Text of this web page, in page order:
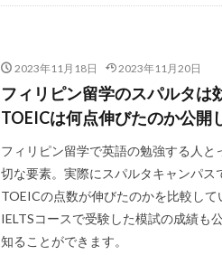
2023年11月18日 2023年11月20日
フィリピン留学のスパルタは
TOEICは何点伸びたのか公開
フィリピン留学で英語の勉強する人
切な要素。実際にスパルタキャンパス
TOEICの点数が伸びたのかを比較し
IELTSコースで受験した模試の成績も
知ることができます。